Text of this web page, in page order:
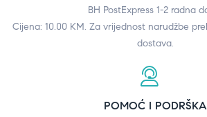
BH PostExpress 1-2 radna
Cijena: 10.00 KM. Za vrijednost narudžbe
dostava.
POMOĆ I PODRŠKA